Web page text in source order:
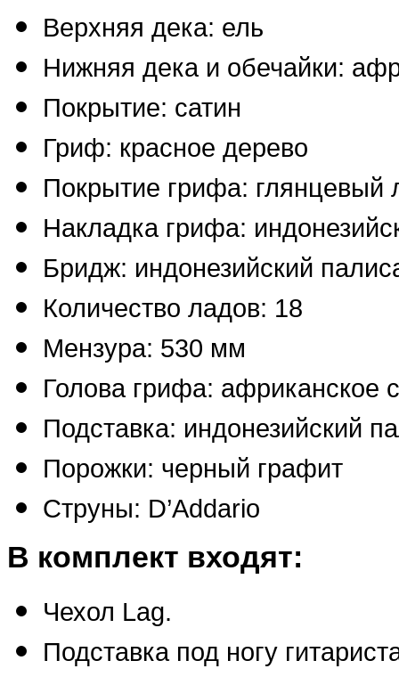
Верхняя дека: ель
Нижняя дека и обечайки:
Покрытие: сатин
Гриф: красное дерево
Покрытие грифа: глянцевый
Накладка грифа:
Бридж: индонезийский
Количество ладов: 18
Мензура: 530 мм
Голова грифа: африканское
Подставка: индонезийский
Порожки: черный графит
Струны: D’Addario
В комплект входят:
Чехол Lag.
Подставка под ногу